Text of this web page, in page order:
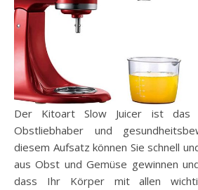
Der Kitoart Slow Juicer ist das
Obstliebhaber und
diesem Aufsatz können Sie schnell
aus Obst und Gemüse gewinnen
dass Ihr Körper mit allen